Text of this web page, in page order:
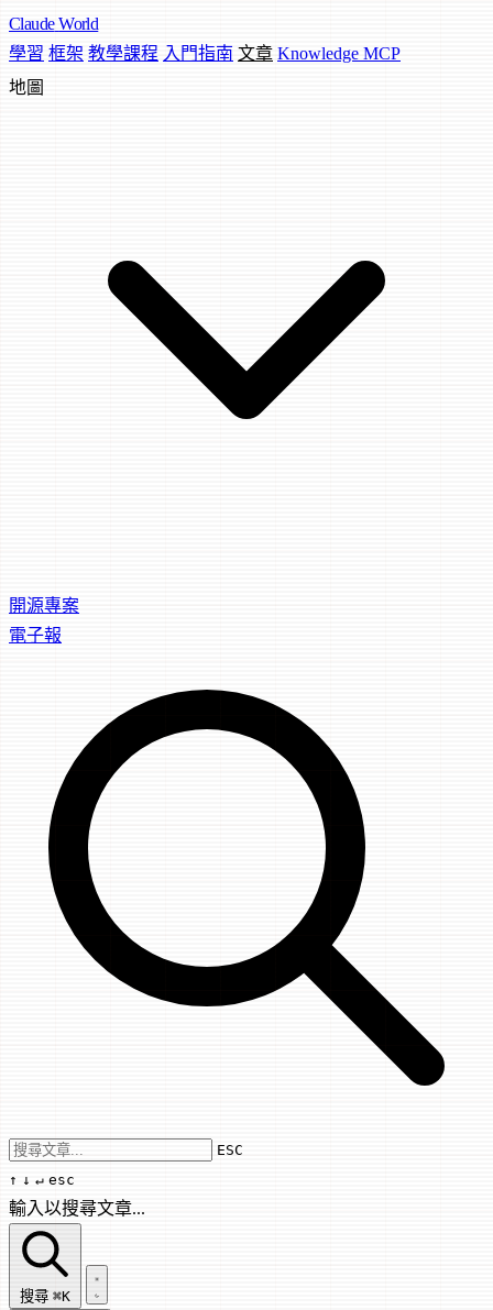
Claude World
學習 框架 教學課程 入門指南 文章 Knowledge MCP
地圖
開源專案
電子報
Use arrow keys to navigate results,
ESC
↑ ↓ ↵ esc
輸入以搜尋文章...
搜尋文章...
搜尋 ⌘K